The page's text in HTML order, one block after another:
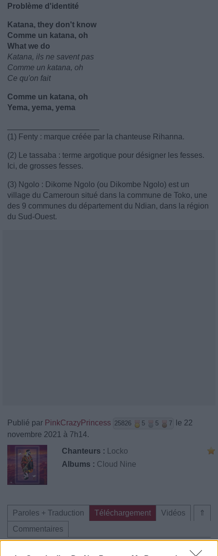
Problème d'identité
Katana, they don't know
Comme un katana, oh
What we do
Katana, ils ne savent pas
Comme un katana, oh
Ce qu'on fait
Comme un katana, oh
Yema, yema, yema
(1) Fenty : marque créée par la chanteuse Rihanna.
(2) Le tassaba : terme argotique pour désigner les fesses.
Ici, de grosses fesses.
(3) Ngolo : Dikome Ngolo (ou Dikombe Ngolo) est un
village du Cameroun situé dans la commune de Toko, une
des 9 communes du département du Ndian, dans la région
du Sud-Ouest.
Publié par PinkCrazyPrincess 25826 5 5 7
le 22
novembre 2021 à 7h14.
Chanteurs :
Locko
Albums : Cloud Nine
⇑
Paroles + Traduction Téléchargement
Vidéos
Commentaires